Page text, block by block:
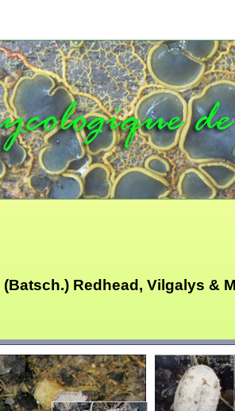
(Batsch.) Redhead, Vilgalys &